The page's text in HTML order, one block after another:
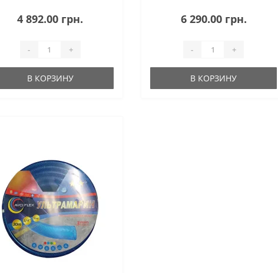
Не содержит кадмий /
Не содержит свинец
Не скручивается
4 892.00 грн.
- +
В КОРЗИНУ
токсичный Не содержит кадмий /
барий Не содержит свинец
водорослей Не скручивается
6 290.00 грн.
- +
В КОРЗИНУ